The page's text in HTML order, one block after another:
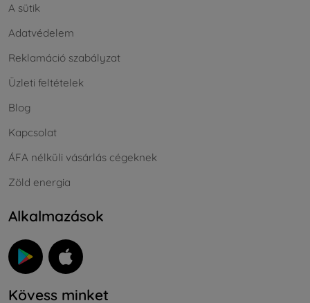
A sütik
Adatvédelem
Reklamáció szabályzat
Üzleti feltételek
Blog
Kapcsolat
ÁFA nélküli vásárlás cégeknek
Zöld energia
Alkalmazások
Kövess minket